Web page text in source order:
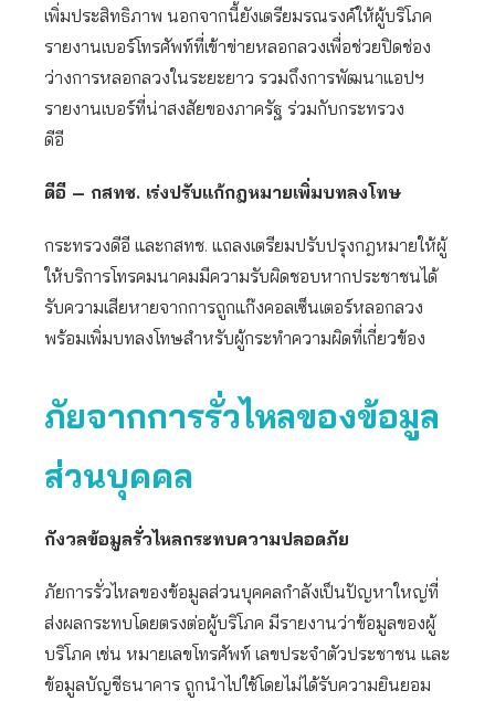
เพิ่มประสิทธิภาพ นอกจากนี้ยังเตรียมรณรงค์ให้ผู้บริโภค
รายงานเบอร์โทรศัพท์ที่เข้าข่ายหลอกลวงเพื่อช่วยปิดช่อง
ว่างการหลอกลวงในระยะยาว รวมถึงการพัฒนาแอปฯ
รายงานเบอร์ที่น่าสงสัยของภาครัฐ ร่วมกับกระทรวง
ดีอี
ดีอี – กสทช. เร่งปรับแก้กฎหมายเพิ่มบทลงโทษ
กระทรวงดีอี และกสทช. แถลงเตรียมปรับปรุงกฎหมายให้ผู้
ให้บริการโทรคมนาคมมีความรับผิดชอบหากประชาชนได้
รับความเสียหายจากการถูกแก๊งคอลเซ็นเตอร์หลอกลวง
พร้อมเพิ่มบทลงโทษสำหรับผู้กระทำความผิดที่เกี่ยวข้อง
ภัยจากการรั่วไหลของข้อมูล
ส่วนบุคคล
กังวลข้อมูลรั่วไหลกระทบความปลอดภัย
ภัยการรั่วไหลของข้อมูลส่วนบุคคลกำลังเป็นปัญหาใหญ่ที่
ส่งผลกระทบโดยตรงต่อผู้บริโภค มีรายงานว่าข้อมูลของผู้
บริโภค เช่น หมายเลขโทรศัพท์ เลขประจำตัวประชาชน และ
ข้อมูลบัญชีธนาคาร ถูกนำไปใช้โดยไม่ได้รับความยินยอม